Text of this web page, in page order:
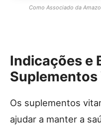
Como Associado da
Indicações e
Os suplementos
ajudar a manter a